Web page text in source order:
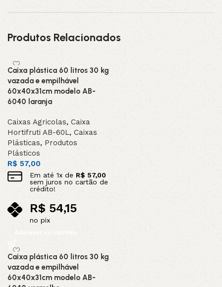
Produtos Relacionados
Caixa plástica 60 litros 30 kg
vazada e empilhável
60x40x31cm modelo AB-
6040 laranja
Caixas Agricolas, Caixa
Hortifruti AB-60L, Caixas
Plásticas, Produtos
Plásticos
R$57,00
Em até1x de R$ 57,00
sem juros no cartão de
crédito!
R$54,15
no pix
Adicionar ao carrinho
Caixa plástica 60 litros 30 kg
vazada e empilhável
60x40x31cm modelo AB-